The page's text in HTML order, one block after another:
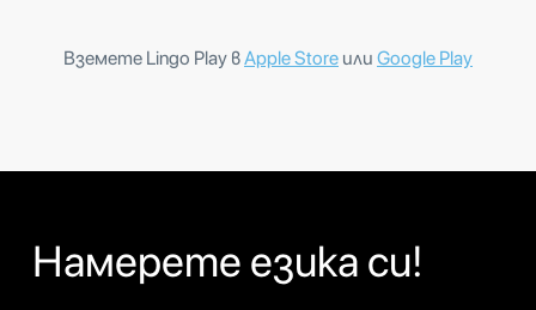
Вземете Lingo Play вApple Store или Google Play
Намерете езика си!